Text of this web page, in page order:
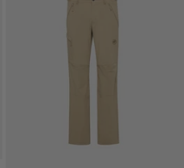
PRIS HÖG TILL LÅG